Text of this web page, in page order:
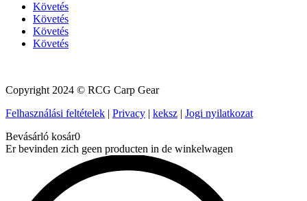
Követés
Követés
Követés
Követés
Copyright 2024 © RCG Carp Gear
Felhasználási feltételek | Privacy | keksz | Jogi nyilatkozat
Bevásárló kosár0
Er bevinden zich geen producten in de winkelwagen